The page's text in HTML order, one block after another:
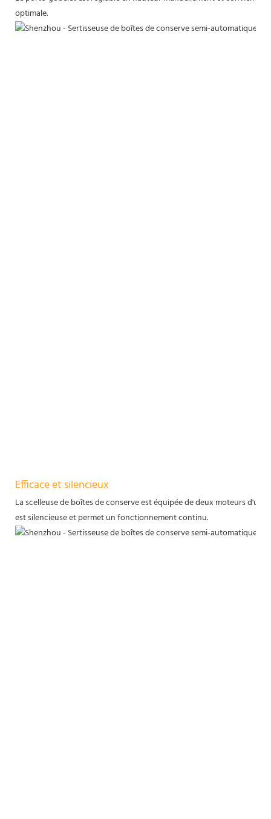
optimale.
Efficace et silencieux
La scelleuse de boîtes de conserve est équipée de deux moteurs
est silencieuse et permet un fonctionnement continu.